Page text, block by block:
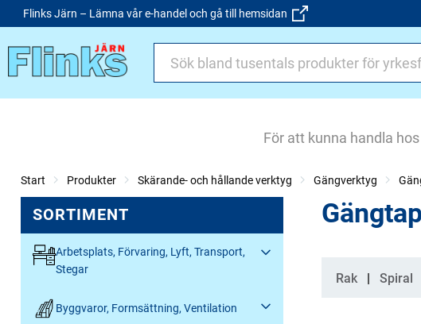
Flinks Järn – Lämna vår e-handel och gå till hemsidan
För att kunna handla
Start Produkter Skärande- och hållande verktyg Gängverktyg
SORTIMENT
Arbetsplats, Förvaring, Lyft, Transport,
Stegar
Byggvaror, Formsättning, Ventilation
Kategorier
Rak Spiral